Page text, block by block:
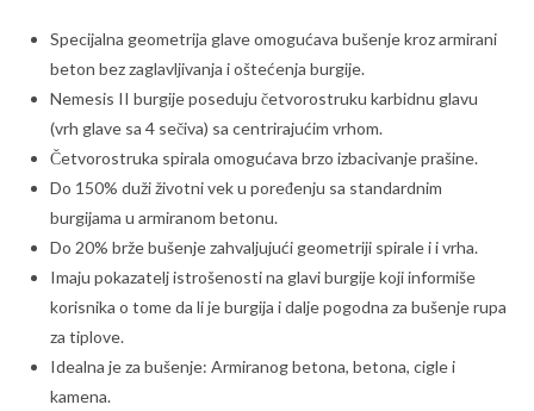
Specijalna geometrija glave omogućava bušenje kroz armirani
beton bez zaglavljivanja i oštećenja burgije.
Nemesis II burgije poseduju četvorostruku karbidnu glavu
(vrh glave sa 4 sečiva) sa centrirajućim vrhom.
Četvorostruka spirala omogućava brzo izbacivanje prašine.
Do 150% duži životni vek u poređenju sa standardnim
burgijama u armiranom betonu.
Do 20% brže bušenje zahvaljujući geometriji spirale i i vrha.
Imaju pokazatelj istrošenosti na glavi burgije koji informiše
korisnika o tome da li je burgija i dalje pogodna za bušenje rupa
za tiplove.
Idealna je za bušenje: Armiranog betona, betona, cigle i
kamena.